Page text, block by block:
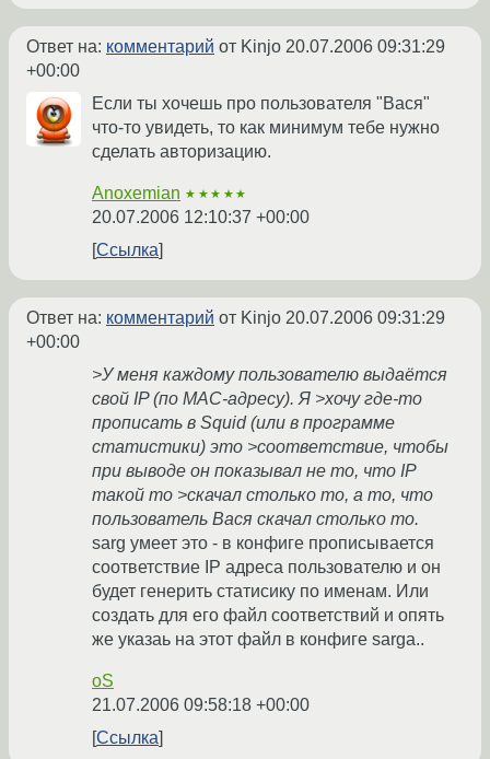
Ответ на: комментарий от Kinjo 20.07.2006 09:31:29
+00:00
Если ты хочешь про пользователя "Вася"
что-то увидеть, то как минимум тебе нужно
сделать авторизацию.
Anoxemian ★★★★★
20.07.2006 12:10:37 +00:00
Ссылка
Ответ на: комментарий от Kinjo 20.07.2006 09:31:29
+00:00
>У меня каждому пользователю выдаётся
свой IP (по MAC-адресу). Я >хочу где-то
прописать в Squid (или в программе
статистики) это >соответствие, чтобы
при выводе он показывал не то, что IP
такой то >скачал столько то, а то, что
пользователь Вася скачал столько то.
sarg умеет это - в конфиге прописывается
соответствие IP адреса пользователю и он
будет генерить статисику по именам. Или
создать для его файл соответствий и опять
же указаь на этот файл в конфиге sarga..
oS
21.07.2006 09:58:18 +00:00
Ссылка